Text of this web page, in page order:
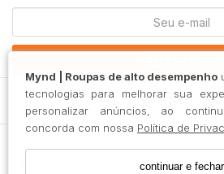
Mynd | Roupas de alto desempenho
tecnologias para melhorar sua
personalizar anúncios, ao
concorda com nossa Política de
continuar e fechar
Mossa Ind. Com. Imp. e Exportação Ltda /